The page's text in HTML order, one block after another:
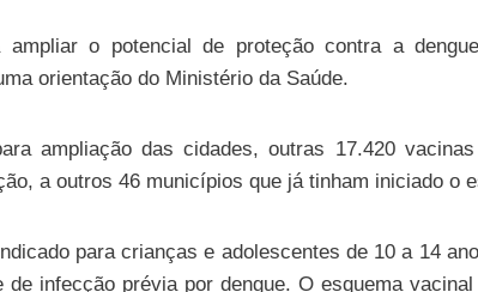
ampliar o potencial de proteção contra a
orientação do Ministério da Saúde.
ampliação das cidades, outras 17.420
a outros 46 municípios que já tinham iniciado o
para crianças e adolescentes de 10 a 14
de infecção prévia por dengue. O esquema